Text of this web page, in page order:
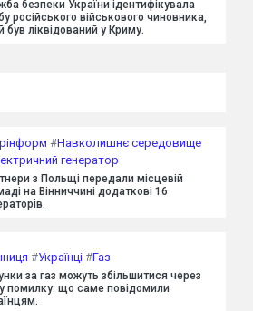
безпеки України ідентифікувала
російського військового чиновника,
був ліквідований у Криму.
#Навколишнє середовище
генератор
з Польщі передали місцевій
на Вінниччині додаткові 16
#Українці #Газ
за газ можуть збільшитися через
помилку: що саме повідомили